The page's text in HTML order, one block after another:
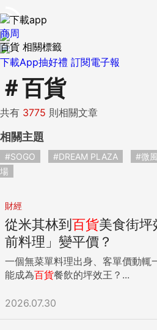
下載App抽好禮 訂閱電子報
商周
百貨 相關標籤
＃百貨
共有 3775 則相關文章
相關主題
#SOGO #DREAM PLAZA #微風
場
財經
從米其林到百貨美食街坪
前料理」變平價？
一個無菜單料理出身、客單價動輒
能成為百貨餐飲的坪效王？...
2026.07.30